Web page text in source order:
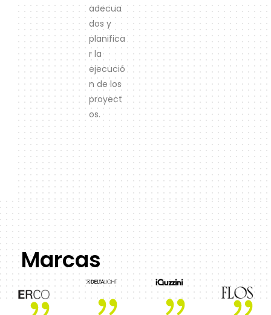
adecua
dos y
planifica
r la
ejecució
n de los
proyect
os.
Marcas